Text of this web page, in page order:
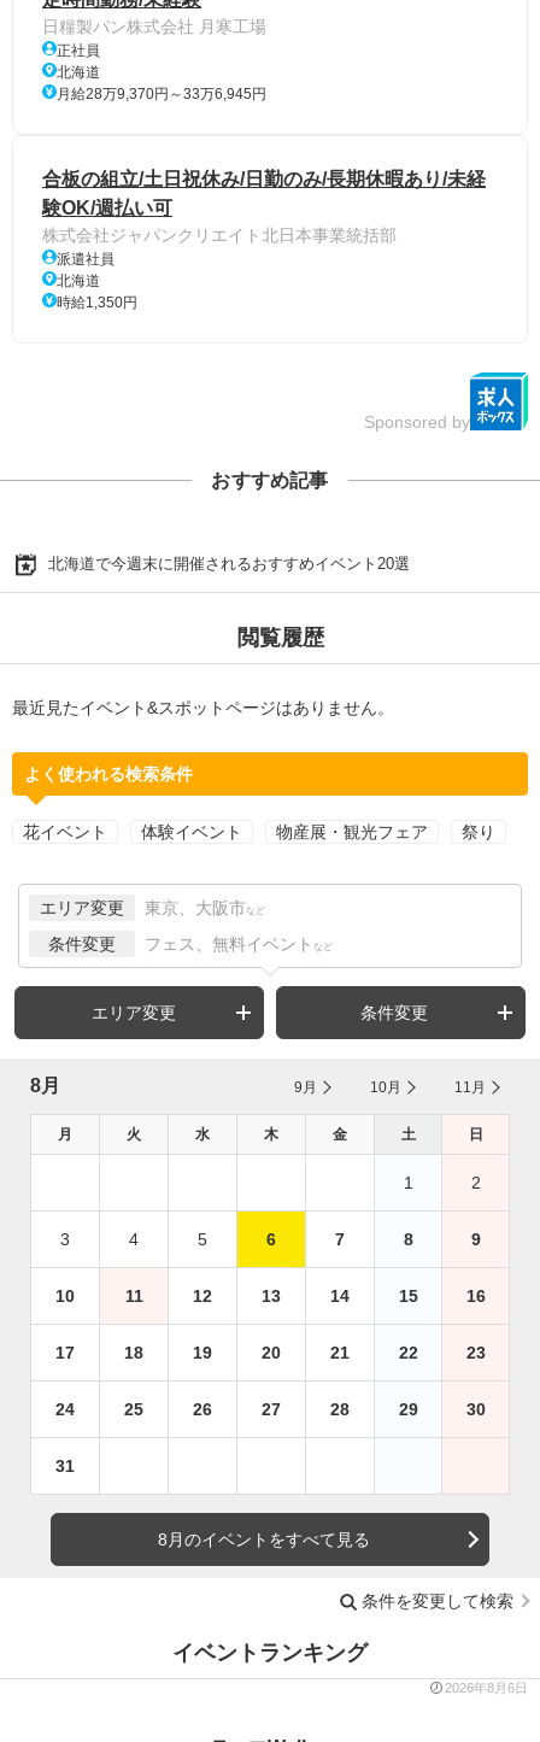
日糧製パン株式会社 月寒工場
正社員
北海道
月給28万9,370円～33万6,945円
合板の組立/土日祝休み/日勤のみ/長期休暇あり/未経
験OK/週払い可
株式会社ジャパンクリエイト北日本事業統括部
派遣社員
北海道
時給1,350円
Sponsored by
おすすめ記事
北海道で今週末に開催されるおすすめイベント20選
閲覧履歴
最近見たイベント&スポットページはありません。
よく使われる検索条件
花イベント 体験イベント 物産展・観光フェア 祭り
エリア変更 東京、大阪市 など
条件変更 フェス、無料イベント など
エリア変更 条件変更
8月 9月 10月 11月
月 火 水 木 金 土 日
1 2
3 4 5 6 7 8 9
10 11 12 13 14 15 16
17 18 19 20 21 22 23
24 25 26 27 28 29 30
31
8月のイベントをすべて見る
条件を変更して検索
イベントランキング
2026年8月6日